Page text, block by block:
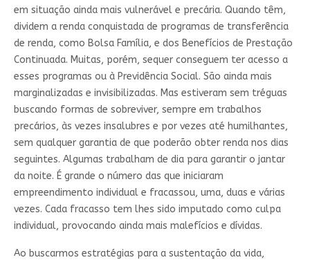
em situação ainda mais vulnerável e precária. Quando têm,
dividem a renda conquistada de programas de transferência
de renda, como Bolsa Família, e dos Benefícios de Prestação
Continuada. Muitas, porém, sequer conseguem ter acesso a
esses programas ou à Previdência Social. São ainda mais
marginalizadas e invisibilizadas. Mas estiveram sem tréguas
buscando formas de sobreviver, sempre em trabalhos
precários, às vezes insalubres e por vezes até humilhantes,
sem qualquer garantia de que poderão obter renda nos dias
seguintes. Algumas trabalham de dia para garantir o jantar
da noite. É grande o número das que iniciaram
empreendimento individual e fracassou, uma, duas e várias
vezes. Cada fracasso tem lhes sido imputado como culpa
individual, provocando ainda mais malefícios e dívidas.
Ao buscarmos estratégias para a sustentação da vida,